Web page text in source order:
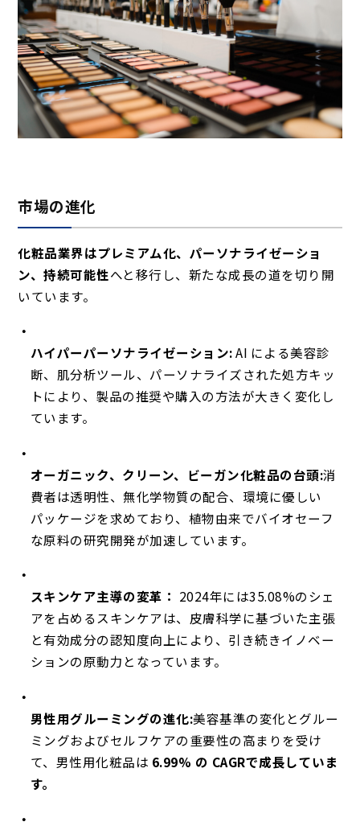
市場の進化
化粧品業界はプレミアム化、パーソナライゼーショ
ン、持続可能性へと移行し、新たな成長の道を切り開
いています。
ハイパーパーソナライゼーション:AI による美容診
断、肌分析ツール、パーソナライズされた処方キッ
トにより、製品の推奨や購入の方法が大きく変化し
ています。
オーガニック、クリーン、ビーガン化粧品の台頭:消
費者は透明性、無化学物質の配合、環境に優しい
パッケージを求めており、植物由来でバイオセーフ
な原料の研究開発が加速しています。
スキンケア主導の変革： 2024年には35.08%のシェ
アを占めるスキンケアは、皮膚科学に基づいた主張
と有効成分の認知度向上により、引き続きイノベー
ションの原動力となっています。
男性用グルーミングの進化:美容基準の変化とグルー
ミングおよびセルフケアの重要性の高まりを受け
て、男性用化粧品は 6.99% の CAGRで成長していま
す。